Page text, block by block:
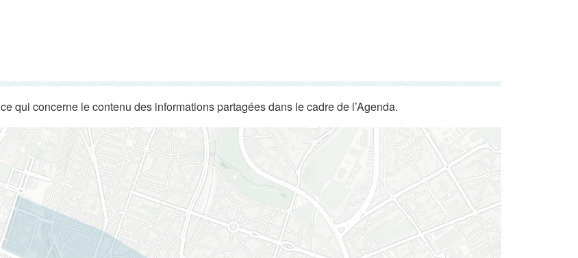
qui concerne le contenu des informations partagées dans le cadre de l’Agenda.